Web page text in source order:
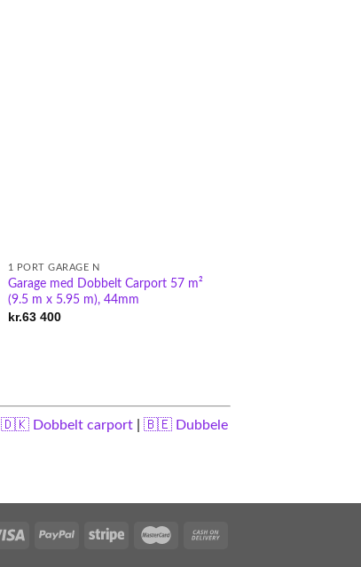
1 PORT GARAGE N
Garage med Dobbelt Carport 57 m²
(9.5 m x 5.95 m), 44mm
kr.63 400
🇩🇰 Dobbelt carport
🇧🇪 Dubbele